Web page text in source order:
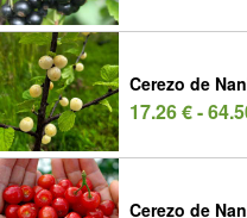
Cerezo de
17.26 € -
Cerezo de